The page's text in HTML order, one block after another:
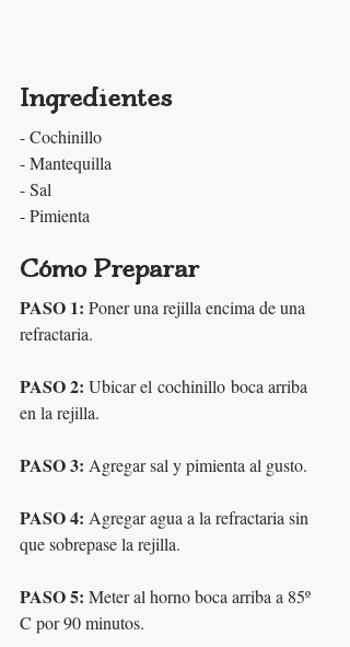
Ingredientes
- Cochinillo
- Mantequilla
- Sal
- Pimienta
Cómo Preparar
PASO 1: Poner una rejilla encima de una
refractaria.
PASO 2: Ubicar el cochinillo boca arriba
en la rejilla.
PASO 3: Agregar sal y pimienta al gusto.
PASO 4: Agregar agua a la refractaria sin
que sobrepase la rejilla.
PASO 5: Meter al horno boca arriba a 85º
C por 90 minutos.